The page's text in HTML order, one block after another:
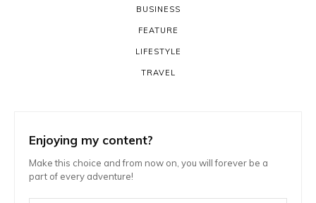
BUSINESS
FEATURE
LIFESTYLE
TRAVEL
Enjoying my content?
Make this choice and from now on, you will forever be a
part of every adventure!